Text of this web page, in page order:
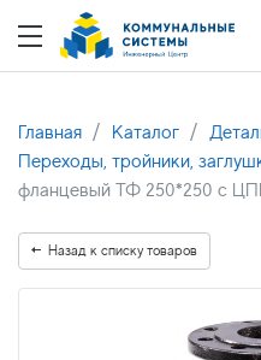
Главная Каталог
Переходы, тройники,
фланцевый ТФ 250*250 с
Назад к списку товаров